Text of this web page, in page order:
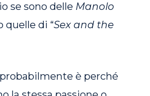
se sono delle Manolo
di “Sex and the
è perché